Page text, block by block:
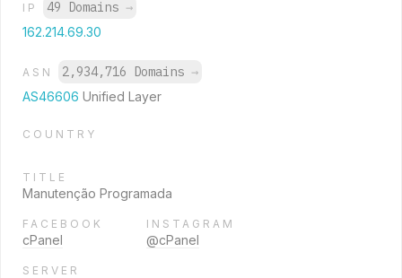
IP 49 Domains →
162.214.69.30
ASN 2,934,716 Domains →
AS46606 Unified Layer
COUNTRY
TITLE
Manutenção Programada
FACEBOOK
cPanel
INSTAGRAM
@cPanel
SERVER